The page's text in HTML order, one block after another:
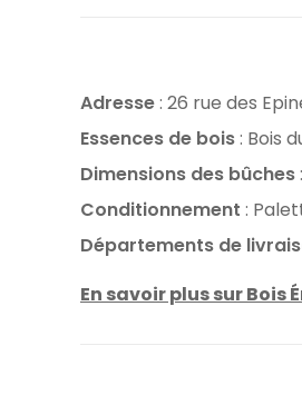
Adresse: 26 rue des
Essences de bois: Bois
Dimensions des bûches
Conditionnement :
Départements de
En savoir plus sur Bois